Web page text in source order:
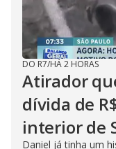
DO R7/HÁ 2 HORAS
Atirador
dívida de
interior de
Daniel já tinha um